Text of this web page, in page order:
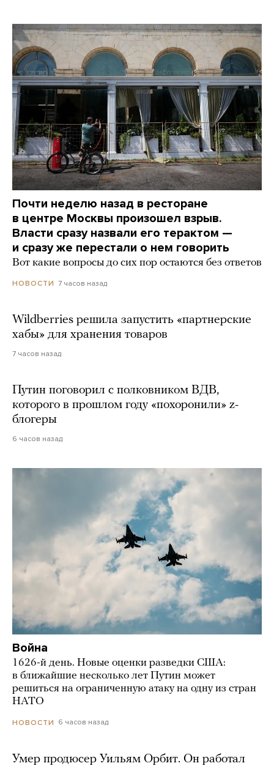
Почти неделю назад в ресторане
в центре Москвы произошел взрыв.
Власти сразу назвали его терактом —
и сразу же перестали о нем говорить
Вот какие вопросы до сих пор остаются без ответов
НОВОСТИ 7 часов назад
Wildberries решила запустить «партнерские
хабы» для хранения товаров
7 часов назад
Путин поговорил с полковником ВДВ,
которого в прошлом году «похоронили» z-
блогеры
6 часов назад
Война
1626-й день. Новые оценки разведки США:
в ближайшие несколько лет Путин может
решиться на ограниченную атаку на одну из стран
НАТО
НОВОСТИ 6 часов назад
Умер продюсер Уильям Орбит. Он работал